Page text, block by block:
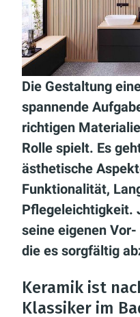
Die Gestaltung
spannende
richtigen
Rolle spielt. Es
ästhetische
Funktionalität,
Pflegeleichtigkeit.
seine eigenen
die es sorgfältig
Keramik ist
Klassiker im